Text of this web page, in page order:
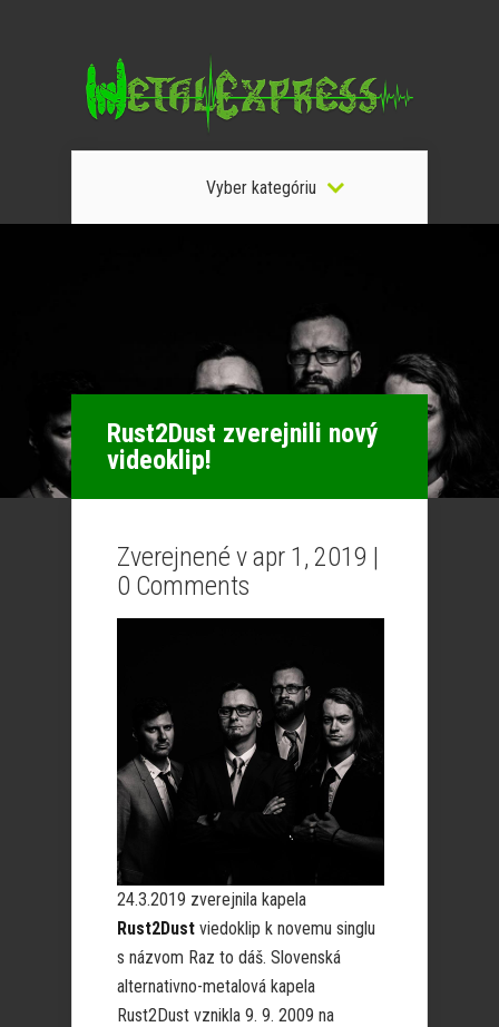
Vyber kategóriu
Rust2Dust zverejnili nový
videoklip!
Zverejnené v apr 1, 2019 |
0 Comments
24.3.2019 zverejnila kapela
Rust2Dust viedoklip k novemu singlu
s názvom Raz to dáš. Slovenská
alternativno-metalová kapela
Rust2Dust vznikla 9. 9. 2009 na